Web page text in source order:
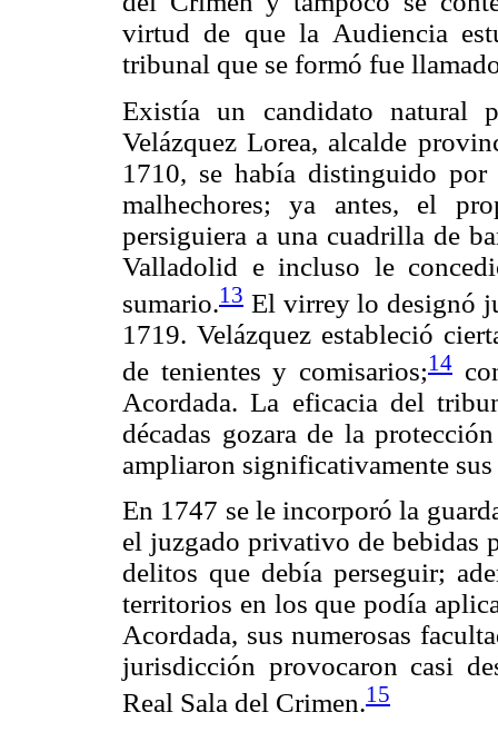
virtud de que la Audiencia
tribunal que se formó fue
Existía un candidato natural
Velázquez Lorea, alcalde
1710, se había distinguido por
malhechores; ya antes, el
persiguiera a una cuadrilla de
Valladolid e incluso le
sumario.13 El virrey lo designó
1719. Velázquez estableció
de tenientes y comisarios;14
Acordada. La eficacia del
décadas gozara de la
ampliaron significativamente
En 1747 se le incorporó la
el juzgado privativo de bebidas
delitos que debía perseguir;
territorios en los que podía
Acordada, sus numerosas
jurisdicción provocaron casi
Real Sala del Crimen.15